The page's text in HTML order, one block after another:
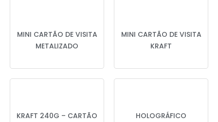
MINI CARTÃO DE VISITA
METALIZADO
MINI CARTÃO DE VISITA
KRAFT
KRAFT 240G – CARTÃO
HOLOGRÁFICO